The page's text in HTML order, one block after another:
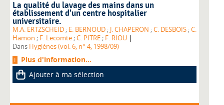
La qualité du lavage des mains dans un
établissement d'un centre hospitalier
universitaire.
M.A. ERTZSCHEID ; E. BERNOUD ; J. CHAPERON ;C. DESBOIS ;C.
Hamon ; F. Lecomte ;C. PITRE ; F. RIOU |
Dans Hygiènes (vol. 6, n° 4, 1998/09)
Plus d'information...
Ajouter à ma sélection